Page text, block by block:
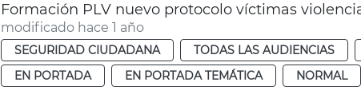
Formación PLV nuevo protocolo víctimas
modificado hace 1 año
SEGURIDAD CIUDADANA TODAS LAS AUDIENCIAS
EN PORTADA
EN PORTADA TEMÁTICA NORMAL